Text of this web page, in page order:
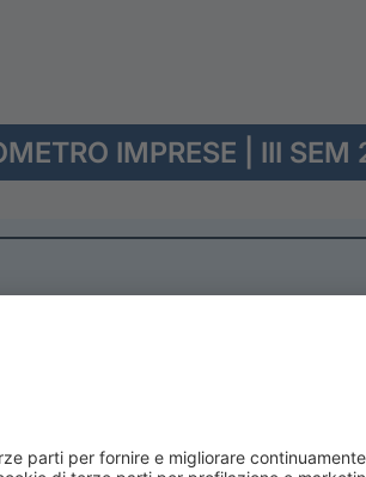
IMPRESE | III
CRIF –
secondo